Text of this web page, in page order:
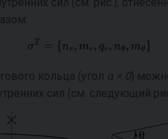
сил (см. рис.),
кольца (угол α = 0)
сил (см. следующий